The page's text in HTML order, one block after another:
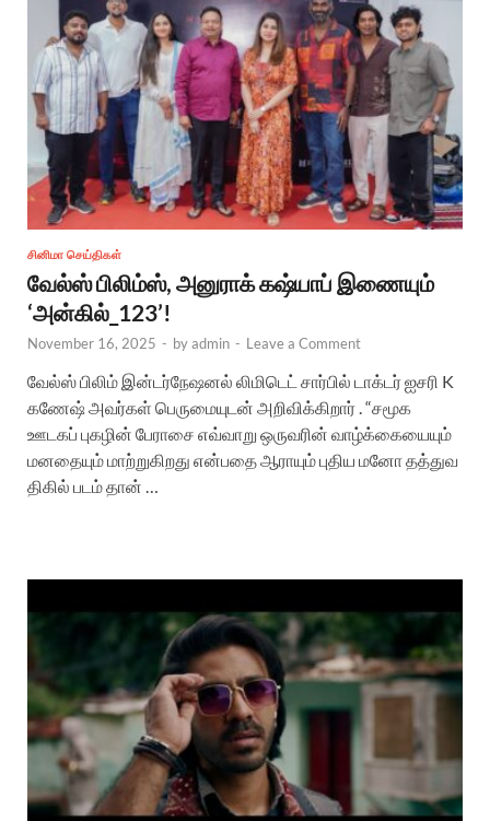
சினிமா செய்திகள்
வேல்ஸ் பிலிம்ஸ், அனுராக் கஷ்யாப் இணையும்
‘அன்கில்_123’!
November 16, 2025 - byadmin - Leave a Comment
வேல்ஸ் பிலிம் இன்டர்நேஷனல் லிமிடெட் சார்பில் டாக்டர் ஐசரி K
கணேஷ் அவர்கள் பெருமையுடன் அறிவிக்கிறார் . “சமூக
ஊடகப் புகழின் பேராசை எவ்வாறு ஒருவரின் வாழ்க்கையையும்
மனதையும் மாற்றுகிறது என்பதை ஆராயும் புதிய மனோ தத்துவ
திகில் படம் தான் …